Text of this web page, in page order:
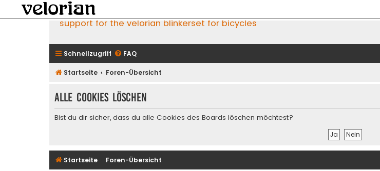
support for the velorian blinkerset for bicycles
Schnellzugriff FAQ
Startseite Foren-Übersicht
Alle Cookies löschen
Bist du dir sicher, dass du alle Cookies des Boards löschen möchtest?
Startseite Foren-Übersicht